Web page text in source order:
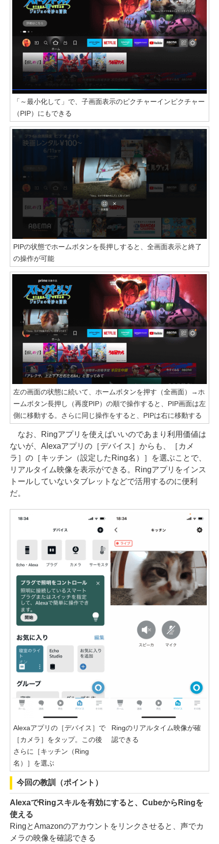
「～最小化して」で、子画面表示のピクチャーインピクチャー
（PIP）にもできる
PIPの状態でホームボタンを長押しすると、全画面表示と終了
の操作が可能
左の画面の状態に続いて、ホームボタンを押す（全画面）→ホ
ームボタン長押し（再度PIP）の順で操作すると、PIP画面は左
側に移動する。さらに同じ操作をすると、PIPは右に移動する
なお、Ringアプリを使えばいいのであまり利用価値は
ないが、Alexaアプリの［デバイス］からも、［カメ
ラ］の［キッチン（設定したRing名）］を選ぶことで、
リアルタイム映像を表示ができる。Ringアプリをインス
トールしていないタブレットなどで活用するのに便利
だ。
Alexaアプリの［デバイス］で
［カメラ］をタップ。この後
さらに［キッチン（Ring
名）］を選ぶ
Ringのリアルタイム映像が確
認できる
今回の教訓（ポイント）
AlexaでRingスキルを有効にすると、CubeからRingを
使える
RingとAmazonのアカウントをリンクさせると、声でカ
メラの映像を確認できる